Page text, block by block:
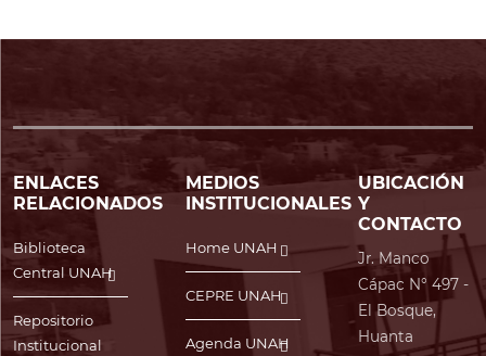
ENLACES
RELACIONADOS
Biblioteca
Central UNAH
Repositorio
Institucional
MEDIOS
INSTITUCIONALES
Home UNAH
CEPRE UNAH
Agenda UNAH
UBICACIÓN
Y
CONTACTO
Jr. Manco
Cápac N° 497 -
El Bosque,
Huanta